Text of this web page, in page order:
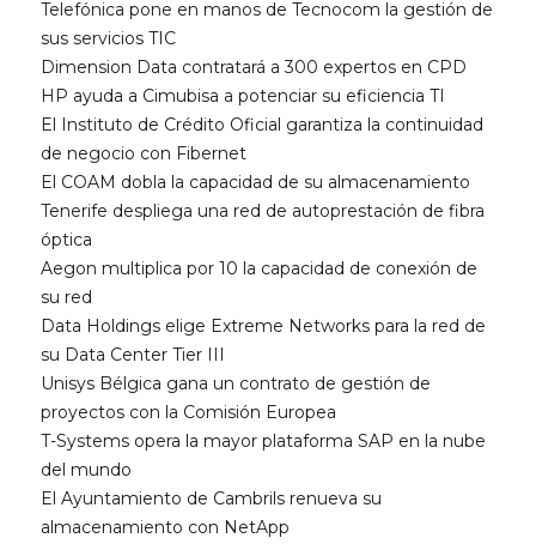
Telefónica pone en manos de Tecnocom la gestión de
sus servicios TIC
Dimension Data contratará a 300 expertos en CPD
HP ayuda a Cimubisa a potenciar su eficiencia TI
El Instituto de Crédito Oficial garantiza la continuidad
de negocio con Fibernet
El COAM dobla la capacidad de su almacenamiento
Tenerife despliega una red de autoprestación de fibra
óptica
Aegon multiplica por 10 la capacidad de conexión de
su red
Data Holdings elige Extreme Networks para la red de
su Data Center Tier III
Unisys Bélgica gana un contrato de gestión de
proyectos con la Comisión Europea
T-Systems opera la mayor plataforma SAP en la nube
del mundo
El Ayuntamiento de Cambrils renueva su
almacenamiento con NetApp